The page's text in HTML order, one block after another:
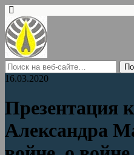
16.03.2020
Презентация
Александра